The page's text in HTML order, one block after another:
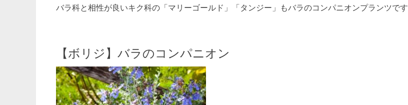
バラ科と相性が良いキク科の「マリーゴールド」「タンジー」もバラのコンパニオンプランツです
【ボリジ】バラのコンパニオン